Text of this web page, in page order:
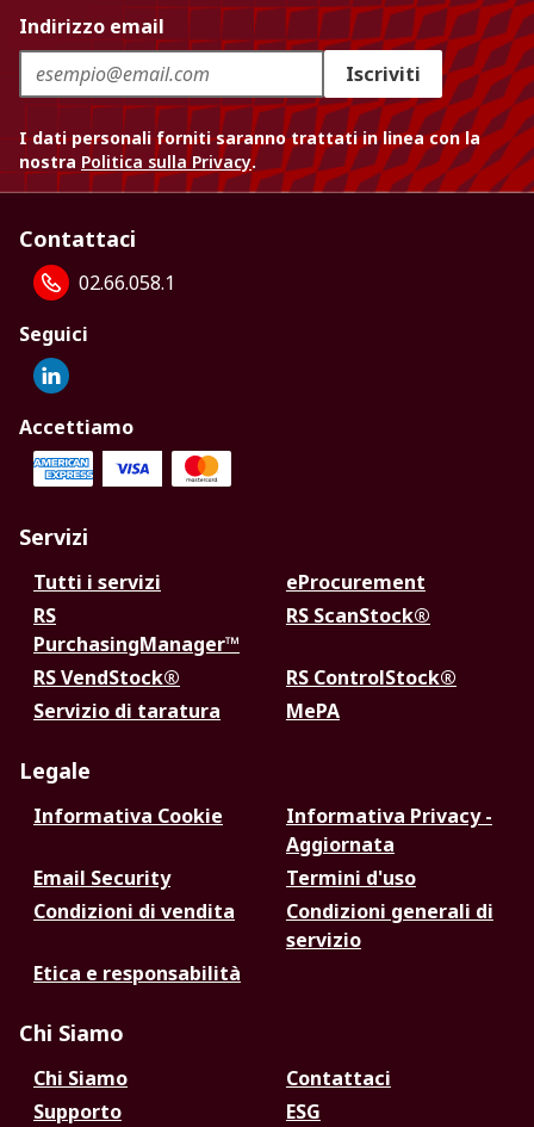
Indirizzo email
Iscriviti
I dati personali forniti saranno trattati in linea con la
nostra Politica sulla Privacy.
Contattaci
02.66.058.1
Seguici
Accettiamo
Servizi
Tutti i servizi
eProcurement
RS
PurchasingManager™
RS ScanStock®
RS VendStock®
RS ControlStock®
Servizio di taratura
MePA
Legale
Informativa Cookie
Informativa Privacy -
Aggiornata
Email Security
Termini d'uso
Condizioni di vendita
Condizioni generali di
servizio
Etica e responsabilità
Chi Siamo
Chi Siamo
Contattaci
Supporto
ESG